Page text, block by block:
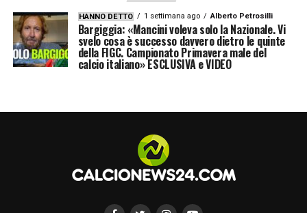
HANNO DETTO 1 settimana ago Alberto Petrosilli
Bargiggia: «Mancini voleva solo la Nazionale. Vi
svelo cosa è successo davvero dietro le quinte
della FIGC. Campionato Primavera male del
calcio italiano» ESCLUSIVA e VIDEO